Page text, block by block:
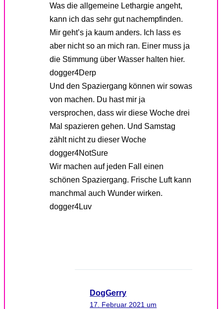
Was die allgemeine Lethargie angeht,
kann ich das sehr gut nachempfinden.
Mir geht’s ja kaum anders. Ich lass es
aber nicht so an mich ran. Einer muss ja
die Stimmung über Wasser halten hier.
dogger4Derp
Und den Spaziergang können wir sowas
von machen. Du hast mir ja
versprochen, dass wir diese Woche drei
Mal spazieren gehen. Und Samstag
zählt nicht zu dieser Woche
dogger4NotSure
Wir machen auf jeden Fall einen
schönen Spaziergang. Frische Luft kann
manchmal auch Wunder wirken.
dogger4Luv
DogGerry
17. Februar 2021 um